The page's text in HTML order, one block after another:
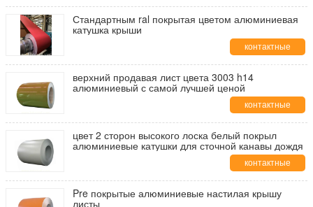
данные
Стандартным ral покрытая цветом алюминиевая
катушка крыши
контактные
данные
верхний продавая лист цвета 3003 h14
алюминиевый с самой лучшей ценой
контактные
данные
цвет 2 сторон высокого лоска белый покрыл
алюминиевые катушки для сточной канавы дождя
контактные
данные
Pre покрытые алюминиевые настилая крышу
листы